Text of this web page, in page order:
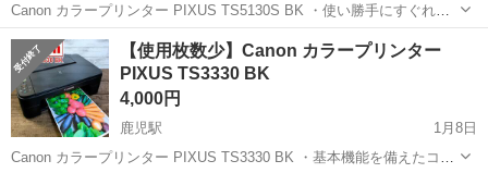
Canon カラープリンター PIXUS TS5130S BK ・使い勝手にすぐれた
インクジェットカラープリンターのエントリーモデル。前面と背面の
両方から給紙できる「2WAY給紙」や「自動両面プリント」に対応 ・
無料アプ...
高知 南国市 鹿児駅 プリンター
【使用枚数少】Canon カラープリンター
PIXUS TS3330 BK
4,000円
鹿児駅
1月8日
Canon カラープリンター PIXUS TS3330 BK ・基本機能を備えたコン